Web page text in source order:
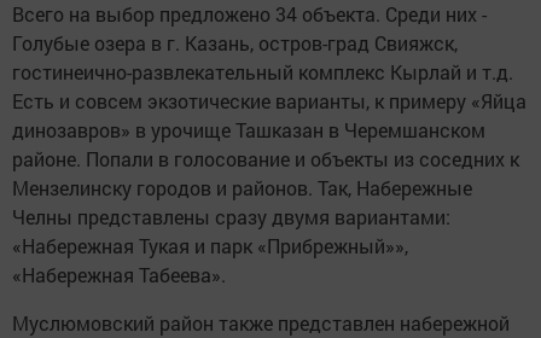
Всего на выбор предложено 34 объекта. Среди них -
Голубые озера в г. Казань, остров-град Свияжск,
гостинеично-развлекательный комплекс Кырлай и т.д.
Есть и совсем экзотические варианты, к примеру «Яйца
динозавров» в урочище Ташказан в Черемшанском
районе. Попали в голосование и объекты из соседних к
Мензелинску городов и районов. Так, Набережные
Челны представлены сразу двумя вариантами:
«Набережная Тукая и парк «Прибрежный»»,
«Набережная Табеева».
Муслюмовский район также представлен набережной